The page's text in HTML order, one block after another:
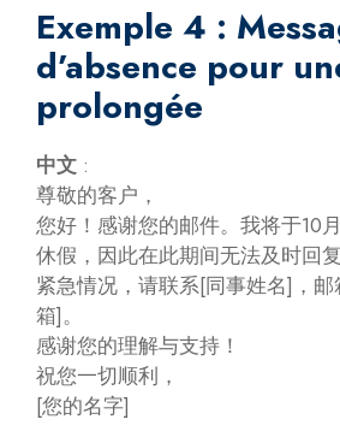
Exemple 4 :
d’absence pour
prolongée
中文 :
尊敬的客户，
您好！感谢您的邮件。我将于10
休假，因此在此期间无法及时回
紧急情况，请联系[同事姓名]，
箱]。
感谢您的理解与支持！
祝您一切顺利，
[您的名字]